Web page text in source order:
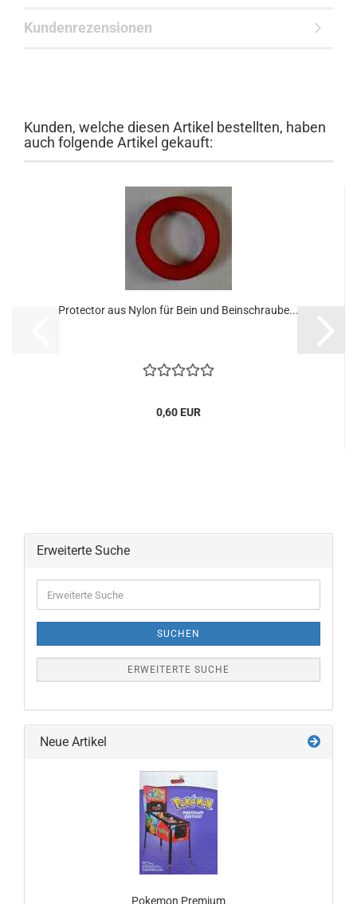
Kundenrezensionen
Kunden, welche diesen Artikel bestellten, haben
auch folgende Artikel gekauft:
Protector aus Nylon für Bein und Beinschraube...
0,60 EUR
Erweiterte Suche
Suche
SUCHEN
ERWEITERTE SUCHE
Neue Artikel
Pokemon Premium